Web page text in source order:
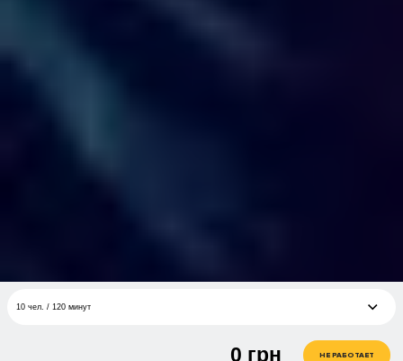
10 чел. / 120 минут
грн
0 грн НЕ РАБОТАЕТ